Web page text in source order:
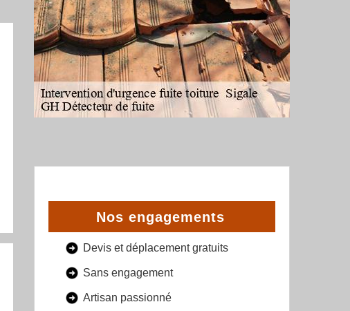
Nos engagements
Devis et déplacement gratuits
Sans engagement
Artisan passionné